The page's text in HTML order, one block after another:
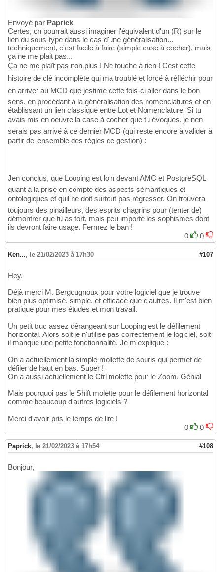
Envoyé par Paprick
Certes, on pourrait aussi imaginer l'équivalent d'un (R) sur le
lien du sous-type dans le cas d'une généralisation...
techniquement, c'est facile à faire (simple case à cocher), mais
ça ne me plait pas...
Ça ne me plaît pas non plus ! Ne touche à rien ! Cest cette
histoire de clé incomplète qui ma troublé et forcé à réfléchir pour
en arriver au MCD que jestime cette fois-ci aller dans le bon
sens, en procédant à la généralisation des nomenclatures et en
établissant un lien classique entre Lot et Nomenclature. Si tu
avais mis en oeuvre la case à cocher que tu évoques, je nen
serais pas arrivé à ce dernier MCD (qui reste encore à valider à
partir de lensemble des règles de gestion) :
Jen conclus, que Looping est loin devant AMC et PostgreSQL
quant à la prise en compte des aspects sémantiques et
ontologiques et quil ne doit surtout pas régresser. On trouvera
toujours des pinailleurs, des esprits chagrins pour (tenter de)
démontrer que tu as tort, mais peu importe les sophismes dont
ils devront faire usage. Fermez le ban !
0
0
Ken..., le 21/02/2023 à 17h30 #107
Hey,
Déjà merci M. Bergougnoux pour votre logiciel que je trouve
bien plus optimisé, simple, et efficace que d'autres. Il m'est bien
pratique pour mes études et mon travail.
Un petit truc assez dérangeant sur Looping est le défilement
horizontal. Alors soit je n'utilise pas correctement le logiciel, soit
il manque une petite fonctionnalité. Je m'explique :
On a actuellement la simple mollette de souris qui permet de
défiler de haut en bas. Super !
On a aussi actuellement le Ctrl molette pour le Zoom. Génial
Mais pourquoi pas le Shift molette pour le défilement horizontal
comme beaucoup d'autres logiciels ?
Merci d'avoir pris le temps de lire !
0
0
Paprick, le 21/02/2023 à 17h54 #108
Bonjour,